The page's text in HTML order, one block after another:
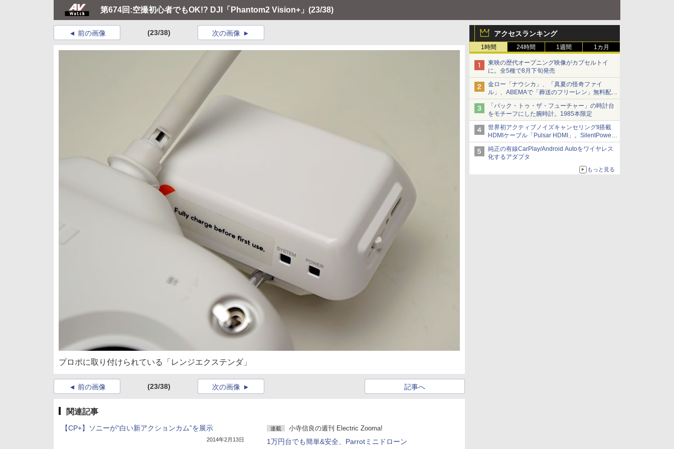
第674回:空撮初心者でもOK!? DJI「Phantom2 Vision+」 (23/38)
アクセスランキング
1時間 24時間 1週間 1カ月
東映の歴代オープニング映像がカプセルトイ
に。全5種で8月下旬発売
金ロー「ナウシカ」、「真夏の怪奇ファイ
ル」、ABEMAで「葬送のフリーレン」無料配信
など。夏の特番・配信情報
「バック・トゥ・ザ・フューチャー」の時計台
をモチーフにした腕時計。1985本限定
世界初アクティブノイズキャンセリングII搭載
HDMIケーブル「Pulsar HDMI」。SilentPower
から
純正の有線CarPlay/Android Autoをワイヤレス
化するアダプタ
もっと見る
前の画像 (23/38) 次の画像
プロポに取り付けられている「レンジエクステンダ」
前の画像 (23/38) 記事へ
次の画像
関連記事
【CP+】ソニーが“白い新アクションカム”を展示
2014年2月13日
連載 小寺信良の週刊 Electric Zooma!
1万円台でも簡単&安全、Parrotミニドローン